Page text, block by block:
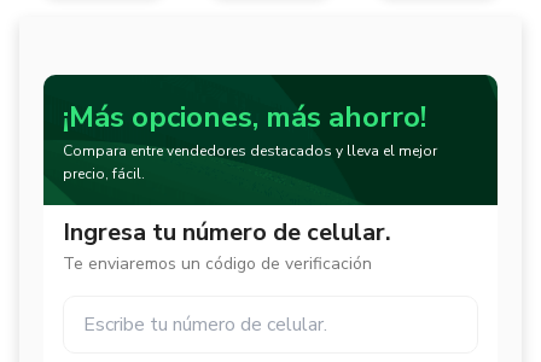
¡Más opciones, más ahorro!
Compara entre vendedores destacados y lleva el mejor
precio, fácil.
Ingresa tu número de celular.
Te enviaremos un código de verificación